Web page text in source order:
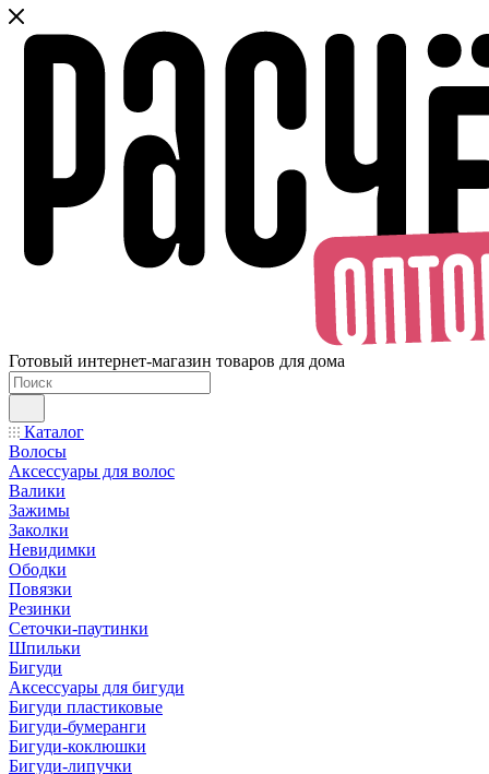
Готовый интернет-магазин товаров для дома
Каталог
Волосы
Аксессуары для волос
Валики
Зажимы
Заколки
Невидимки
Ободки
Повязки
Резинки
Сеточки-паутинки
Шпильки
Бигуди
Аксессуары для бигуди
Бигуди пластиковые
Бигуди-бумеранги
Бигуди-коклюшки
Бигуди-липучки